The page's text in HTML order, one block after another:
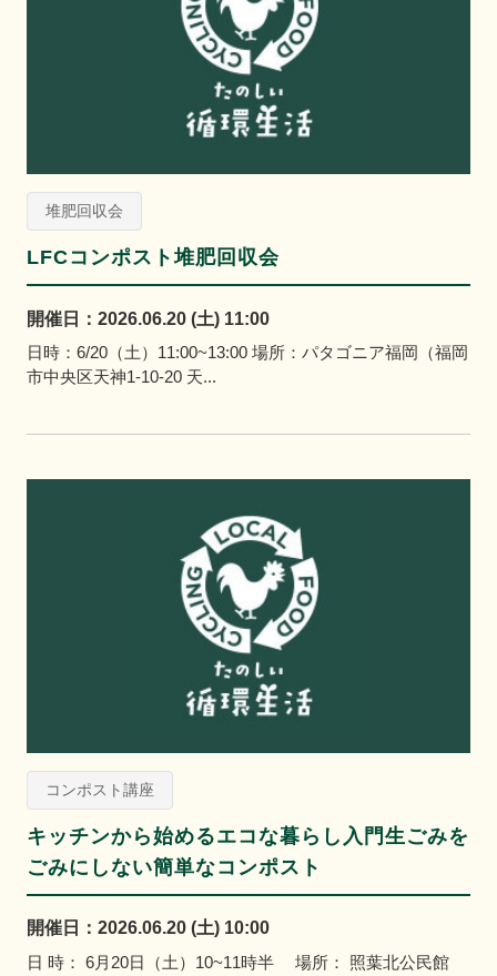
堆肥回収会
LFCコンポスト堆肥回収会
開催日：2026.06.20 (土) 11:00
日時：6/20（土）11:00~13:00 場所：パタゴニア福岡（福岡
市中央区天神1-10-20 天...
コンポスト講座
キッチンから始めるエコな暮らし入門生ごみを
ごみにしない簡単なコンポスト
開催日：2026.06.20 (土) 10:00
日 時： 6月20日（土）10~11時半 場所： 照葉北公民館